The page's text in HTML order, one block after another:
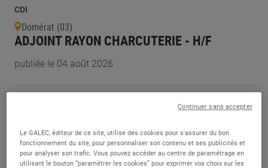
CDI
Domérat (03)
ADJOINT RAYON CHARCUTERIE - H/F
publiée le 04 août 2026
CDI
ADJOINT RESPONSABLE DE CAISSE - H/F
publiée le 04 août 2026
Le GALEC, éditeur de ce site, utilise des cookies pour s'assurer du bon
fonctionnement du site, pour personnaliser son contenu et ses publicités et
pour analyser son trafic. Vous pouvez accéder au centre de paramétrage en
utilisant le bouton “paramétrer les cookies” pour exprimer vos choix sur les
Continuer sans accepter